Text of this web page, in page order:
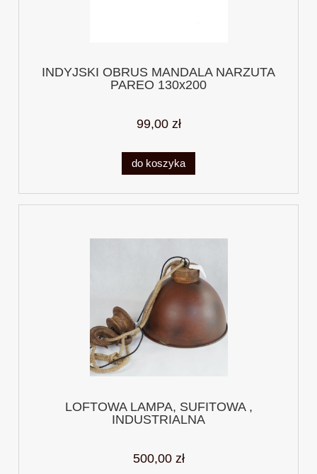
INDYJSKI OBRUS MANDALA NARZUTA
PAREO 130x200
99,00 zł
do koszyka
LOFTOWA LAMPA, SUFITOWA ,
INDUSTRIALNA
500,00 zł